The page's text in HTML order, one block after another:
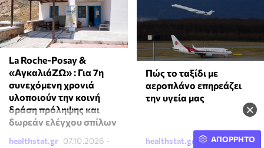
×
La Roche-Posay &
«ΑγκαλιάΖΩ» : Για 7η
συνεχόμενη χρονιά
υλοποιούν την κοινή
δράση πρόληψης και
δωρεάν ελέγχου σπίλων
healthstat.gr 07.10.2026 -
Πώς το ταξίδι με
αεροπλάνο επηρεάζει
την υγεία μας
healthstat.gr 07.10.2026 -
ΑΠΟΡΡΗΤΟ